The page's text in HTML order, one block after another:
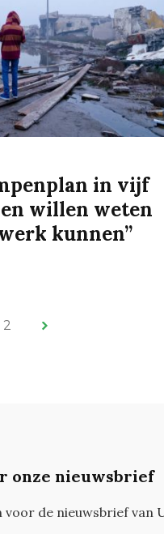
in vijf
willen weten
kunnen”
2
onze nieuwsbrief
de nieuwsbrief van